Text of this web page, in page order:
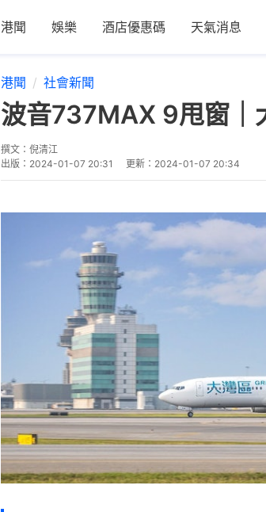
港聞 娛樂 酒店優惠碼 天氣消息
港聞 社會新聞
波音737MAX 9甩窗｜
撰文： 倪清江
出版： 2024-01-07 20:31 更新： 2024-01-07 20:34